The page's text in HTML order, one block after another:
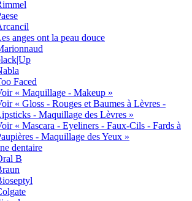
anges ont la peau douce
Faced
« Maquillage - Makeup »
« Gloss - Rouges et Baumes à Lèvres -
- Maquillage des Lèvres »
« Mascara - Eyeliners - Faux-Cils - Fards à
- Maquillage des Yeux »
dentaire
B